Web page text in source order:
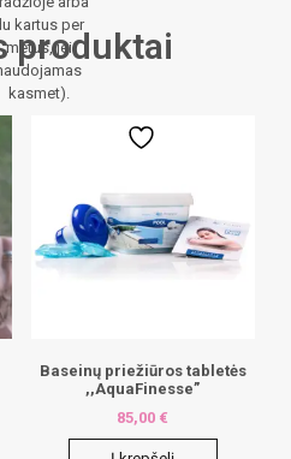
kartus per
metus, jei
kasmet).
produktai
Baseinų priežiūros tabletės
,,AquaFinesse”
85,00 €